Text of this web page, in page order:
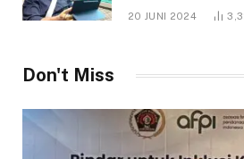
1.000 Hektare
20 JUNI 2024
Don't Miss